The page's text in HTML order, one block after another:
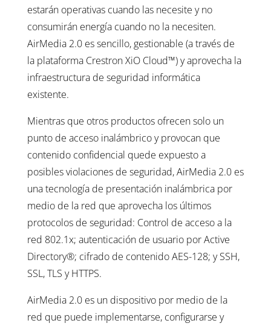
estarán operativas cuando las necesite y no
consumirán energía cuando no la necesiten.
AirMedia 2.0 es sencillo, gestionable (a través de
la plataforma Crestron XiO Cloud™) y aprovecha la
infraestructura de seguridad informática
existente.
Mientras que otros productos ofrecen solo un
punto de acceso inalámbrico y provocan que
contenido confidencial quede expuesto a
posibles violaciones de seguridad, AirMedia 2.0 es
una tecnología de presentación inalámbrica por
medio de la red que aprovecha los últimos
protocolos de seguridad: Control de acceso a la
red 802.1x; autenticación de usuario por Active
Directory®; cifrado de contenido AES-128; y SSH,
SSL, TLS y HTTPS.
AirMedia 2.0 es un dispositivo por medio de la
red que puede implementarse, configurarse y